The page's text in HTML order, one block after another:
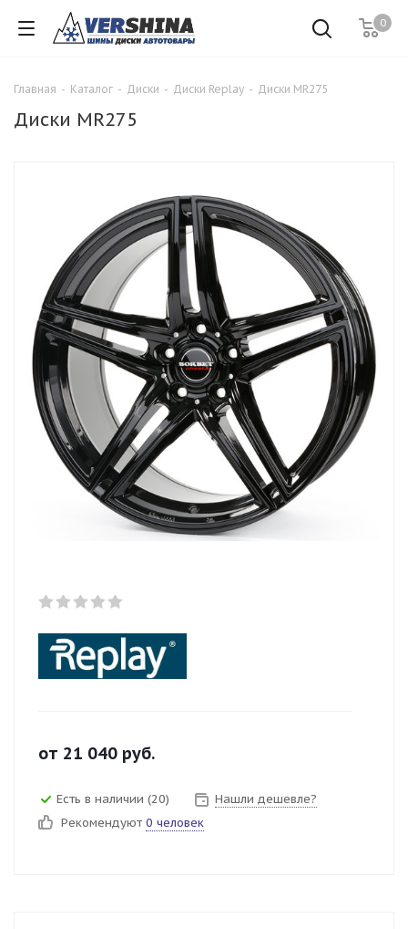
0
Главная - Каталог - Диски - Диски Replay - Диски MR275
Диски MR275
от 21 040 руб.
Есть в наличии (20)
Нашли дешевле?
Рекомендуют 0 человек